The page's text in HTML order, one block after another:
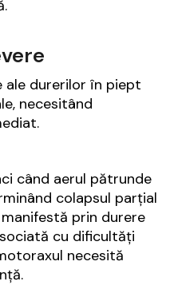
ale durerilor în piept
necesitând
când aerul pătrunde
colapsul parțial
prin durere
cu dificultăți
necesită